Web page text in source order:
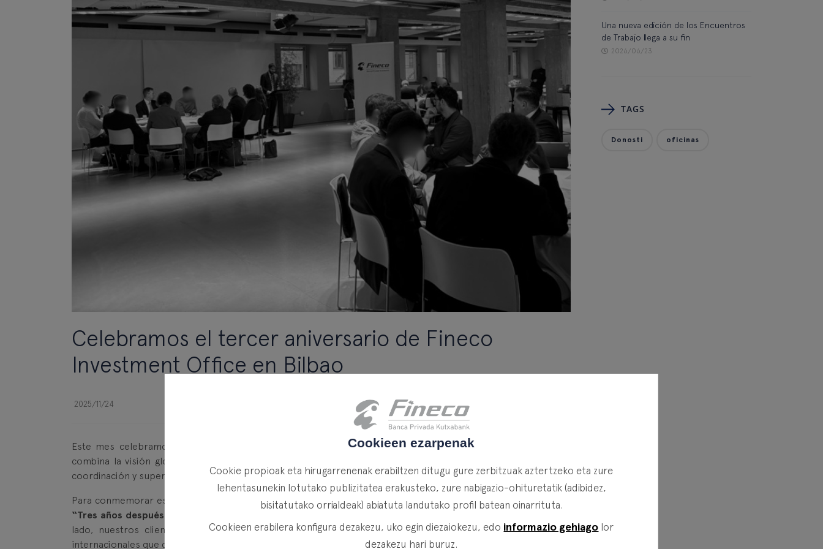
Celebramos el tercer aniversario de Fineco
Investment Office en Bilbao
2025/11/24
Este mes celebramos el tercer aniversario de Fineco Investment Office (FIO), un modelo de gestión que
combina la visión global y especializada de las mejores gestoras internacionales con el acompañamiento, la
coordinación y supervisión experta de Fineco, garantizando la coherencia y el rigor de las carteras.
Para conmemorar esta fecha y hacer balance de los resultados obtenidos, organizamos en Bilbao el encuentro
“Tres años después: los gestores, las carteras y los resultados”
. Una jornada en la que participaron, por un
lado, nuestros clientes acompañados por profesionales del equipo de Fineco, y por otro, las gestoras
internacionales que colaboran en el modelo FIO.
Una nueva edición de los Encuentros
de Trabajo llega a su fin
2026/06/23
TAGS
Donosti oficinas
Cookieen ezarpenak
Cookie propioak eta hirugarrenenak erabiltzen ditugu gure zerbitzuak aztertzeko eta zure
lehentasunekin lotutako publizitatea erakusteko, zure nabigazio-ohituretatik (adibidez,
bisitatutako orrialdeak) abiatuta landutako profil batean oinarrituta.
Cookieen erabilera konfigura dezakezu, uko egin diezaiokezu, edo informazio gehiago lor
dezakezu hari buruz.